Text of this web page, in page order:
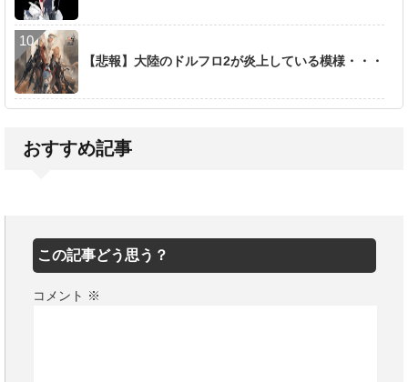
【悲報】大陸のドルフロ2が炎上している模様・・・
おすすめ記事
この記事どう思う？
コメント ※